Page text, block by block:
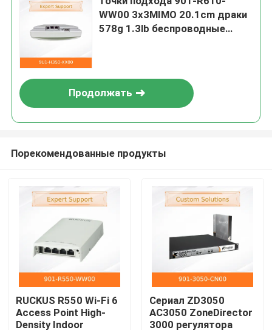
Домой
WW00 3x3MIMO 20.1cm драки
578g 1.3lb беспроводные
Продолжать
Порекомендованные продукты
RUCKUS R550 Wi-Fi 6
Access Point High-
Density Indoor
Сериал ZD3050
AC3050 ZoneDirector
3000 регулятора